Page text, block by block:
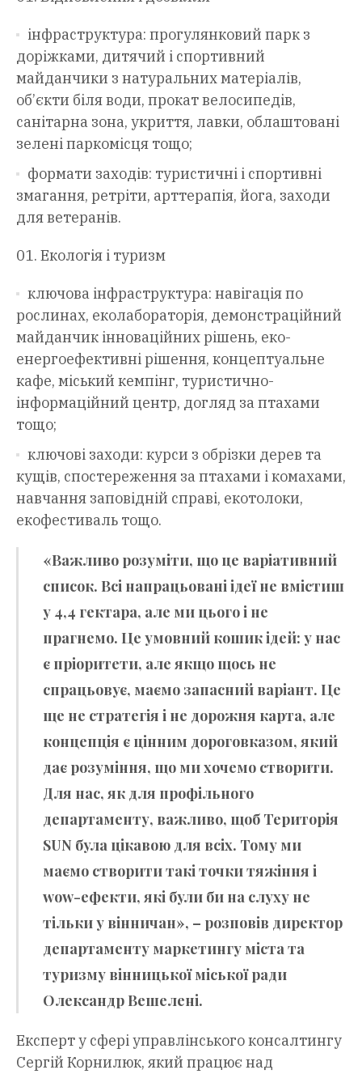
інфраструктура: прогулянковий парк з
доріжками, дитячий і спортивний
майданчики з натуральних матеріалів,
об’єкти біля води, прокат велосипедів,
санітарна зона, укриття, лавки, облаштовані
зелені паркомісця тощо;
формати заходів: туристичні і спортивні
змагання, ретріти, арттерапія, йога, заходи
для ветеранів.
Екологія і туризм
ключова інфраструктура: навігація по
рослинах, еколабораторія, демонстраційний
майданчик інноваційних рішень, еко-
енергоефективні рішення, концептуальне
кафе, міський кемпінг, туристично-
інформаційний центр, догляд за птахами
тощо;
ключові заходи: курси з обрізки дерев та
кущів, спостереження за птахами і комахами,
навчання заповідній справі, екотолоки,
екофестиваль тощо.
«Важливо розуміти, що це варіативний
список. Всі напрацьовані ідеї не вмістиш
у 4,4 гектара, але ми цього і не
прагнемо. Це умовний кошик ідей: у нас
є пріоритети, але якщо щось не
спрацьовує, маємо запасний варіант. Це
ще не стратегія і не дорожня карта, але
концепція є цінним дороговказом, який
дає розуміння, що ми хочемо створити.
Для нас, як для профільного
департаменту, важливо, щоб Територія
SUN була цікавою для всіх. Тому ми
маємо створити такі точки тяжіння і
wow-ефекти, які були би на слуху не
тільки у вінничан», – розповів директор
департаменту маркетингу міста та
туризму вінницької міської ради
Олександр Вешелені.
Експерт у сфері управлінського консалтингу
Сергій Корнилюк, який працює над